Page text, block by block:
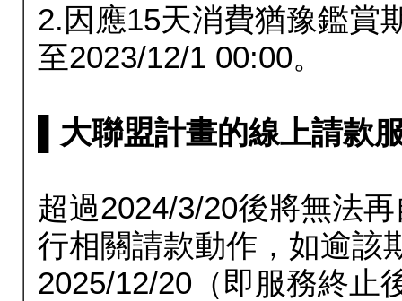
2.因應15天消費猶豫鑑賞
至2023/12/1 00:00。
▌大聯盟計畫的線上請款
超過2024/3/20後將無法
行相關請款動作，如逾該
2025/12/20（即服務終止